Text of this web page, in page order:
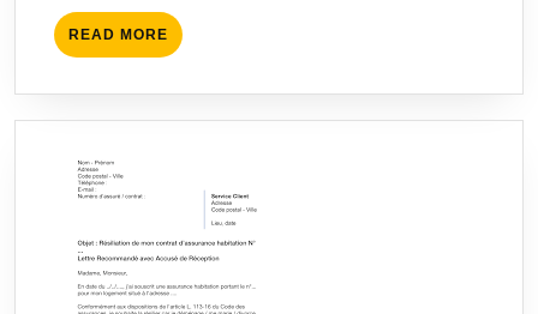
READ MORE READ
MORE